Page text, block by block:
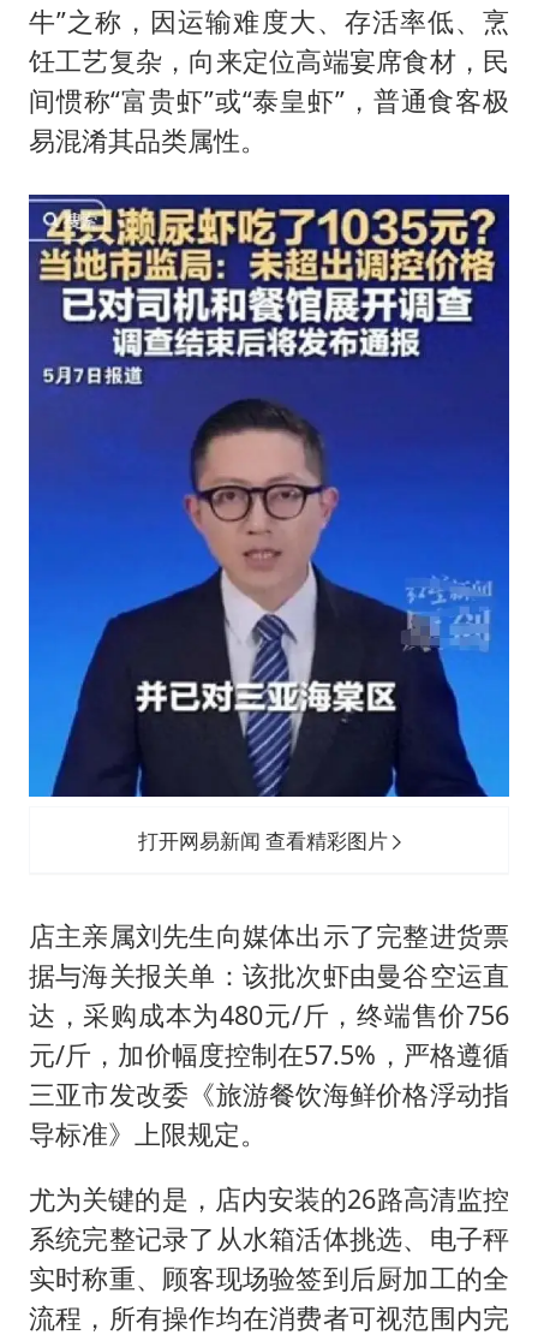
牛”之称，因运输难度大、存活率低、烹
饪工艺复杂，向来定位高端宴席食材，民
间惯称“富贵虾”或“泰皇虾”，普通食客极
易混淆其品类属性。
打开网易新闻 查看精彩图片
店主亲属刘先生向媒体出示了完整进货票
据与海关报关单：该批次虾由曼谷空运直
达，采购成本为480元/斤，终端售价756
元/斤，加价幅度控制在57.5%，严格遵循
三亚市发改委《旅游餐饮海鲜价格浮动指
导标准》上限规定。
尤为关键的是，店内安装的26路高清监控
系统完整记录了从水箱活体挑选、电子秤
实时称重、顾客现场验签到后厨加工的全
流程，所有操作均在消费者可视范围内完